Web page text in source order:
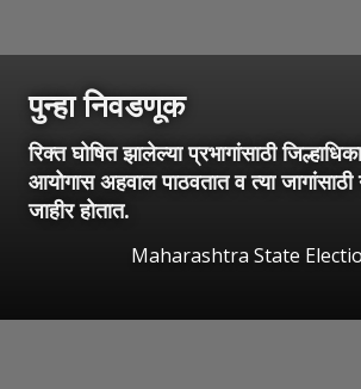
पुन्हा निवडणूक
रिक्त घोषित झालेल्या प्रभागांसाठी
आयोगास अहवाल पाठवतात व त्या
जाहीर होतात.
Maharashtra State